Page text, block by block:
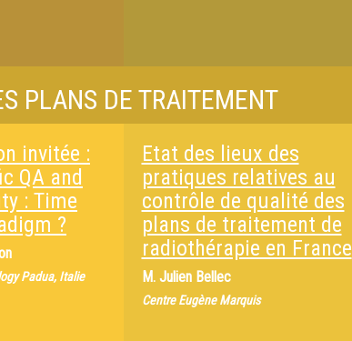
PLANS DE TRAITEMENT
invitée :
QA and
: Time
?
Padua, Italie
Etat des lieux des
pratiques relatives au
contrôle de qualité des
plans de traitement de
radiothérapie en France
M. Julien Bellec
Centre Eugène Marquis